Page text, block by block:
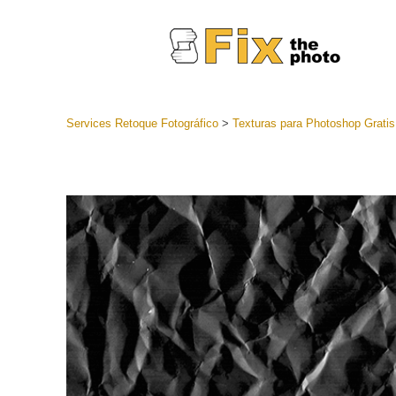
Servicios
Ajustes
mejor
Services Retoque Fotográfico> Texturas para Photoshop Gratis